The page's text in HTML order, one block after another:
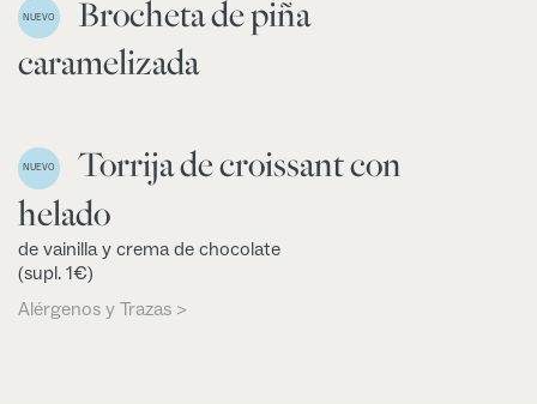
NUEVO
Brocheta de piña
caramelizada
NUEVO
Torrija de croissant con
helado
de vainilla y crema de chocolate
(supl. 1€)
Alérgenos y Trazas >